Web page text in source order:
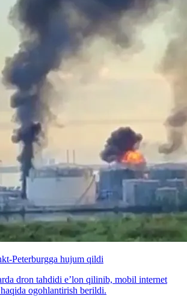
Peterburgga hujum qildi
dron tahdidi e’lon qilinib, mobil internet
ogohlantirish berildi.